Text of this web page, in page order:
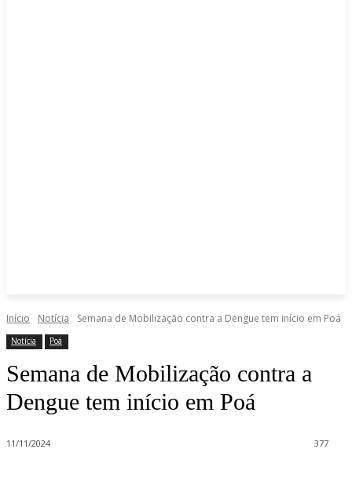
Início Notícia Semana de Mobilização contra a Dengue tem início em Poá
Notícia Poá
Semana de Mobilização contra a
Dengue tem início em Poá
11/11/2024 377